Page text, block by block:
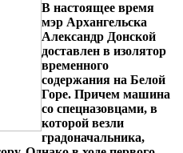
В настоящее время
мэр Архангельска
Александр Донской
доставлен в изолятор
временного
содержания на Белой
Горе. Причем машина
со спецназовцами, в
которой везли
градоначальника,